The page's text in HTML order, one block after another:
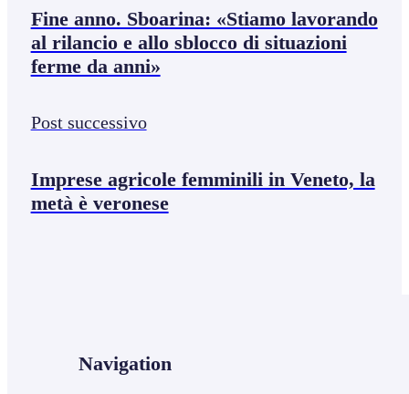
Fine anno. Sboarina: «Stiamo lavorando
al rilancio e allo sblocco di situazioni
ferme da anni»
Post successivo
Imprese agricole femminili in Veneto, la
metà è veronese
Navigation